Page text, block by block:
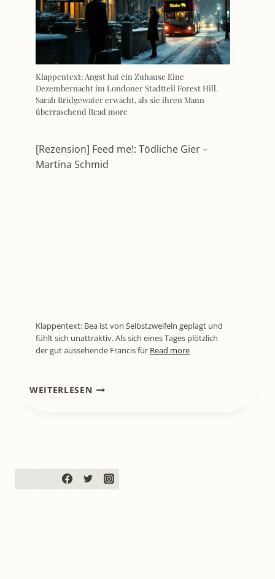
Klappentext: Angst hat ein Zuhause Eine
Dezembernacht im Londoner Stadtteil Forest Hill.
Sarah Bridgewater erwacht, als sie ihren Mann
überraschend Read more
[Rezension] Feed me!: Tödliche Gier –
Martina Schmid
Klappentext: Bea ist von Selbstzweifeln geplagt und
fühlt sich unattraktiv. Als sich eines Tages plötzlich
der gut aussehende Francis für Read more
WEITERLESEN[REZENSION]
TOM
ROTH